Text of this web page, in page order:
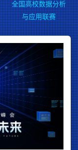
全国高校数据分析
与应用联赛